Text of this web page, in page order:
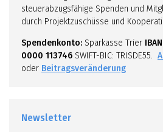
steuerabzugsfähige Spenden und
durch Projektzuschüsse und
Spendenkonto: Sparkasse Trier
0000 113746 SWIFT-BIC: TRISDE55.
oder Beitragsveränderung
Newsletter